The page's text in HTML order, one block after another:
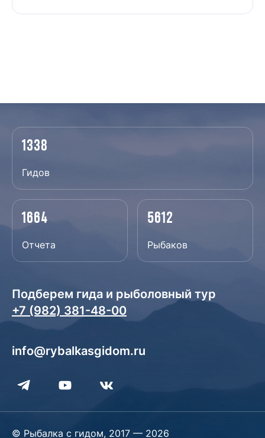
1338
Гидов
1664
Отчета
5612
Рыбаков
Подберем гида и рыболовный тур
+7 (982) 381-48-00
info@rybalkasgidom.ru
© Рыбалка с гидом, 2017 — 2026